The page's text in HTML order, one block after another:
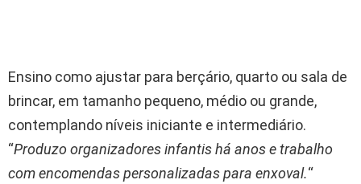
Ensino como ajustar para berçário, quarto ou sala de
brincar, em tamanho pequeno, médio ou grande,
contemplando níveis iniciante e intermediário.
“Produzo organizadores infantis há anos e trabalho
com encomendas personalizadas para enxoval.“